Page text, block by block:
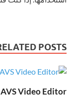
POSTS
AVS Video Editor تحميل مجاني